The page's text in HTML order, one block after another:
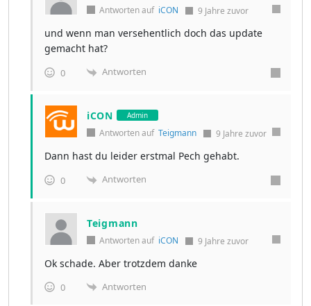
Antworten auf iCON 9 Jahre zuvor
und wenn man versehentlich doch das update
gemacht hat?
0 Antworten
iCON Admin
Antworten auf Teigmann 9 Jahre zuvor
Dann hast du leider erstmal Pech gehabt.
0 Antworten
Teigmann
Antworten auf iCON 9 Jahre zuvor
Ok schade. Aber trotzdem danke
0 Antworten